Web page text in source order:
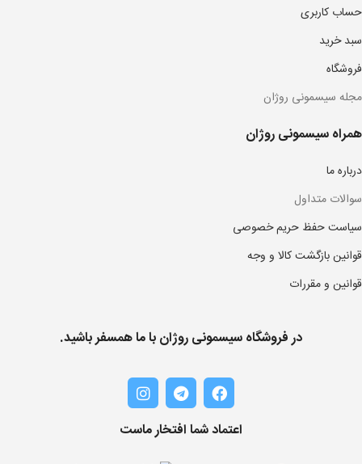
حساب کاربری
سبد خرید
فروشگاه
مجله سیسمونی روژان
همراه سیسمونی روژان
درباره ما
سوالات متداول
سیاست حفظ حریم خصوصی
قوانین بازگشت کالا و وجه
قوانین و مقررات
در فروشگاه سیسمونی روژان با ما همسفر باشید.
اعتماد شما افتخار ماست